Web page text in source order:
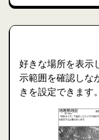
好きな場所を表示
示範囲を確認しな
きを設定できます。